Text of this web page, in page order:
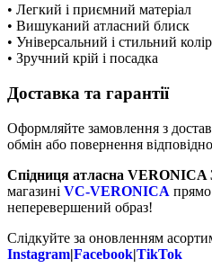
• Легкий і приємний матеріал
• Вишуканий атласний блиск
• Універсальний і стильний колір
• Зручний крій і посадка
Доставка та гарантії
Оформляйте замовлення з
обмін або повернення
Спідниця атласна VERONICA
магазині VC-VERONICA прямо
неперевершений образ!
Слідкуйте за оновленням
Instagram|Facebook|TikTok